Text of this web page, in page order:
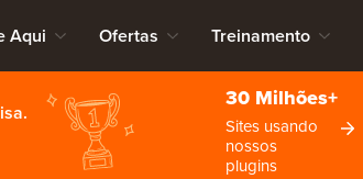
Aqui Ofertas Treinamento
30 Milhões+
Sites usando
nossos
plugins